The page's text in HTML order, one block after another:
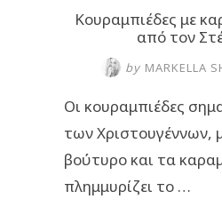
Κουραμπιέδες με
από τον
by MARKELLA
Οι κουραμπιέδες
των Χριστουγέννων,
βούτυρο και τα
πλημμυρίζει το …